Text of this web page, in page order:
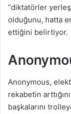
“diktatörler
olduğunu, hatta
ettiğini belirtiyor.
Anonymous,
rekabetin
başkalarını